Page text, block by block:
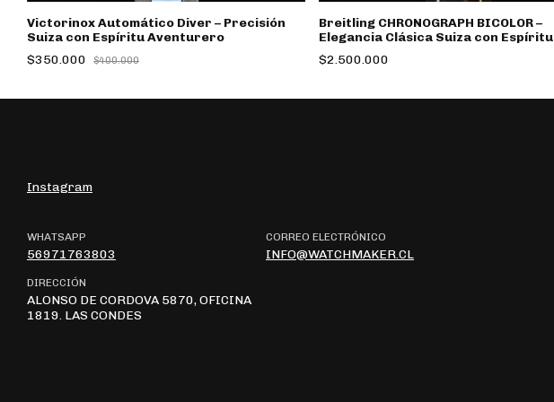
Victorinox Automático Diver – Precisión
Suiza con Espíritu Aventurero
$350.000
$400.000
Breitling CHRONOGRAPH BICOLOR –
Elegancia Clásica Suiza con Espíritu
Aviador
$2.500.000
Instagram
WHATSAPP
56971763803
CORREO ELECTRÓNICO
INFO@WATCHMAKER.CL
DIRECCIÓN
ALONSO DE CORDOVA 5870, OFICINA
1819. LAS CONDES